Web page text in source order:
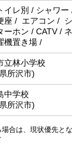
イレ別 / シャワ
座 / エアコン /
ーホン / CATV /
機置き場 /
立林小学校
所沢市)
中学校
所沢市)
合は、現状優先とな